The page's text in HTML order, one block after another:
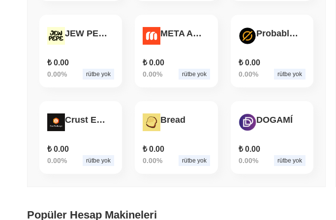
JEW PEPE
₺ 0.00
0.00% rütbe yok
META ARENA
₺ 0.00
0.00% rütbe yok
Probably Nothing
₺ 0.00
0.00% rütbe yok
Crust Exchange
₺ 0.00
0.00% rütbe yok
Bread
₺ 0.00
0.00% rütbe yok
DOGAMÍ
₺ 0.00
0.00% rütbe yok
Popüler Hesap Makineleri